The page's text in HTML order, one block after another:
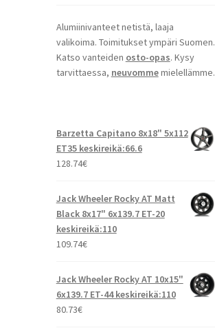
Alumiinivanteet netistä, laaja
valikoima. Toimitukset ympäri Suomen.
Katso vanteiden osto-opas. Kysy
tarvittaessa, neuvommemielellämme.
Barzetta Capitano 8x18" 5x112
ET35 keskireikä:66.6
128.74€
Jack Wheeler Rocky AT Matt
Black 8x17" 6x139.7 ET-20
keskireikä:110
109.74€
Jack Wheeler Rocky AT 10x15"
6x139.7 ET-44 keskireikä:110
80.73€